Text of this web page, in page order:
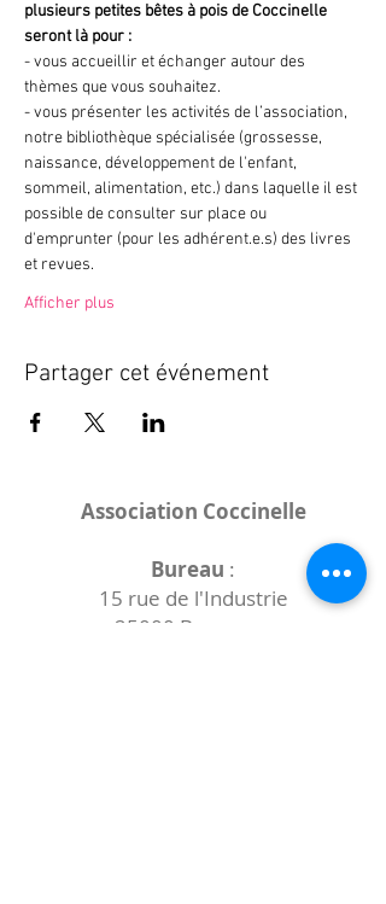
plusieurs petites bêtes à pois de Coccinelle
seront là pour :
- vous accueillir et échanger autour des
thèmes que vous souhaitez.
- vous présenter les activités de l’association,
notre bibliothèque spécialisée (grossesse,
naissance, développement de l'enfant,
sommeil, alimentation, etc.) dans laquelle il est
possible de consulter sur place ou
d'emprunter (pour les adhérent.e.s) des livres
et revues.
Afficher plus
Partager cet événement
Association Coccinelle
Bureau :
15 rue de l'Industrie
25000 Besançon